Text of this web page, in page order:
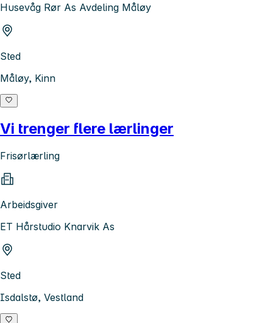
Husevåg Rør As Avdeling Måløy
Sted
Måløy, Kinn
Vi trenger flere lærlinger
Frisørlærling
Arbeidsgiver
ET Hårstudio Knarvik As
Sted
Isdalstø, Vestland